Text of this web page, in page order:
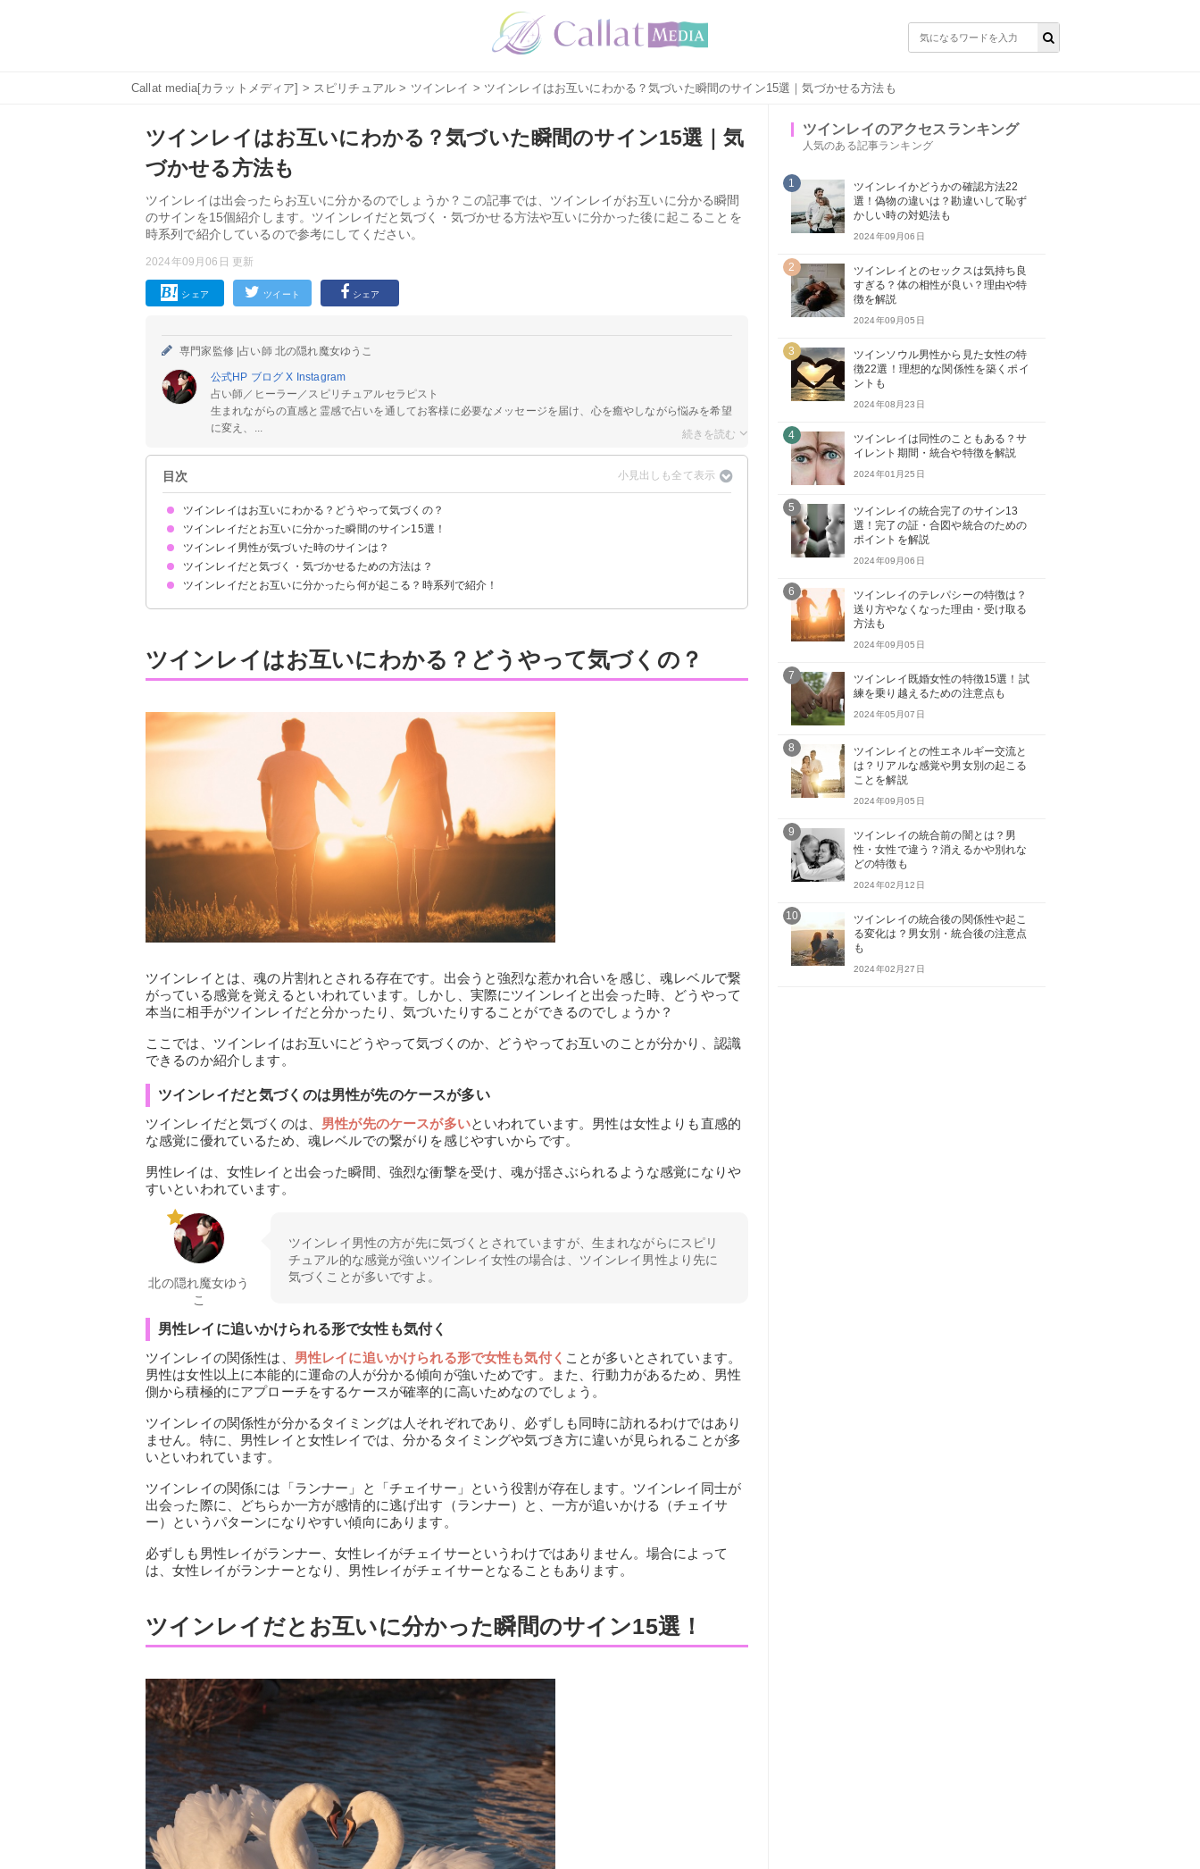
Callat media[カラットメディア] > スピリチュアル > ツインレイ > ツインレイはお互いにわかる？気づいた瞬間のサイン15選｜気づかせる方法も
ツインレイはお互いにわかる？気づいた瞬間のサイン15選｜気
づかせる方法も
ツインレイは出会ったらお互いに分かるのでしょうか？この記事では、ツインレイがお互いに分かる瞬間
のサインを15個紹介します。ツインレイだと気づく・気づかせる方法や互いに分かった後に起こることを
時系列で紹介しているので参考にしてください。
2024年09月06日 更新
シェア ツイート シェア
専門家監修 |占い師 北の隠れ魔女ゆうこ
公式HP ブログX Instagram
占い師／ヒーラー／スピリチュアルセラピスト
生まれながらの直感と霊感で占いを通してお客様に必要なメッセージを届け、心を癒やしながら悩みを希望
に変え、...
目次
ツインレイはお互いにわかる？どうやって気づくの？
ツインレイだと気づくのは男性が先のケースが多い
男性レイに追いかけられる形で女性も気付く
ツインレイだとお互いに分かった瞬間のサイン15選！
①偶然よく出会う
②同じ行動を取ることが多い
③よく目が合う
④懐かしい感覚を抱く
⑤一緒にいると居心地が良い
⑥誕生日が近い
⑦共通点が多い
⑧無償の愛を感じる
⑨テレパシーのような感覚がある
⑩体の異変を感じる
⑪夢に出てくる
⑫周囲の人から祝福される
⑬一緒にいると時間が経つのを忘れる
⑭魂の成長を感じる
⑮相手を必要として一緒に人生を歩みたいと思う
ツインレイ男性が気づいた時のサインは？
頻繁に連絡してくる
束縛が激しくなる
女性レイに尽くしてくる
じっと見つめてくる
ツインレイだと気づく・気づかせるための方法は？
気付く方法①身体的な共通点が多いか探す
気付く方法②相手からのアプローチに敏感になる
気付かせる方法①積極的にアプローチする
気付かせる方法②テレパシーで気持ちを伝える
気付かせる方法③共通点が多いことをアピールする
ツインレイだとお互いに分かったら何が起こる？時系列で紹介！
ツインレイはお互いにわかる？どうやって気づくの？
ツインレイとは、魂の片割れとされる存在です。出会うと強烈な惹かれ合いを感じ、魂レベルで繋
がっている感覚を覚えるといわれています。しかし、実際にツインレイと出会った時、どうやって
本当に相手がツインレイだと分かったり、気づいたりすることができるのでしょうか？
ここでは、ツインレイはお互いにどうやって気づくのか、どうやってお互いのことが分かり、認識
できるのか紹介します。
ツインレイだと気づくのは男性が先のケースが多い
ツインレイだと気づくのは、 男性が先のケースが多いといわれています。男性は女性よりも直感的
な感覚に優れているため、魂レベルでの繋がりを感じやすいからです。
男性レイは、女性レイと出会った瞬間、強烈な衝撃を受け、魂が揺さぶられるような感覚になりや
すいといわれています。
北の隠れ魔女ゆう
こ
ツインレイ男性の方が先に気づくとされていますが、生まれながらにスピリ
チュアル的な感覚が強いツインレイ女性の場合は、ツインレイ男性より先に
気づくことが多いですよ。
男性レイに追いかけられる形で女性も気付く
ツインレイの関係性は、 男性レイに追いかけられる形で女性も気付く ことが多いとされています。
男性は女性以上に本能的に運命の人が分かる傾向が強いためです。また、行動力があるため、男性
側から積極的にアプローチをするケースが確率的に高いためなのでしょう。
ツインレイの関係性が分かるタイミングは人それぞれであり、必ずしも同時に訪れるわけではあり
ません。特に、男性レイと女性レイでは、分かるタイミングや気づき方に違いが見られることが多
いといわれています。
ツインレイの関係には「ランナー」と「チェイサー」という役割が存在します。ツインレイ同士が
出会った際に、どちらか一方が感情的に逃げ出す（ランナー）と、一方が追いかける（チェイサ
ー）というパターンになりやすい傾向にあります。
必ずしも男性レイがランナー、女性レイがチェイサーというわけではありません。場合によって
は、女性レイがランナーとなり、男性レイがチェイサーとなることもあります。
ツインレイだとお互いに分かった瞬間のサイン15選！
ツインレイのアクセスランキング
人気のある記事ランキング
1
ツインレイかどうかの確認方法22
選！偽物の違いは？勘違いして恥ず
かしい時の対処法も
2024年09月06日
2
ツインレイとのセックスは気持ち良
すぎる？体の相性が良い？理由や特
徴を解説
2024年09月05日
3
ツインソウル男性から見た女性の特
徴22選！理想的な関係性を築くポイ
ントも
2024年08月23日
4
ツインレイは同性のこともある？サ
イレント期間・統合や特徴を解説
2024年01月25日
5
ツインレイの統合完了のサイン13
選！完了の証・合図や統合のための
ポイントを解説
2024年09月06日
6
ツインレイのテレパシーの特徴は？
送り方やなくなった理由・受け取る
方法も
2024年09月05日
7
ツインレイ既婚女性の特徴15選！試
練を乗り越えるための注意点も
2024年05月07日
8
ツインレイとの性エネルギー交流と
は？リアルな感覚や男女別の起こる
ことを解説
2024年09月05日
9
ツインレイの統合前の闇とは？男
性・女性で違う？消えるかや別れな
どの特徴も
2024年02月12日
10
ツインレイの統合後の関係性や起こ
る変化は？男女別・統合後の注意点
も
2024年02月27日